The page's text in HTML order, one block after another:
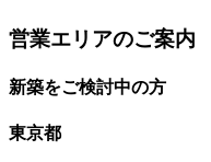
営業エリアのご案内
新築をご検討中の方
東京都